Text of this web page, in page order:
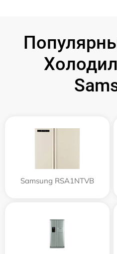
Samsung RSA1NTVB